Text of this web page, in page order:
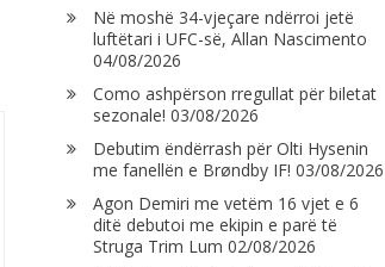
Në moshë 34-vjeçare ndërroi jetë
luftëtari i UFC-së, Allan Nascimento
04/08/2026
Como ashpërson rregullat për biletat
sezonale! 03/08/2026
Debutim ëndërrash për Olti Hysenin
me fanellën e Brøndby IF! 03/08/2026
Agon Demiri me vetëm 16 vjet e 6
ditë debutoi me ekipin e parë të
Struga Trim Lum 02/08/2026